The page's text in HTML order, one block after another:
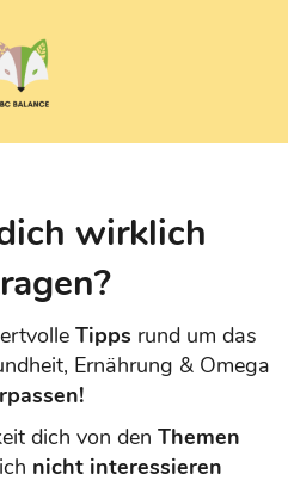
wirklich
Tipps rund um das
Ernährung & Omega
dich von den Themen
nicht interessieren